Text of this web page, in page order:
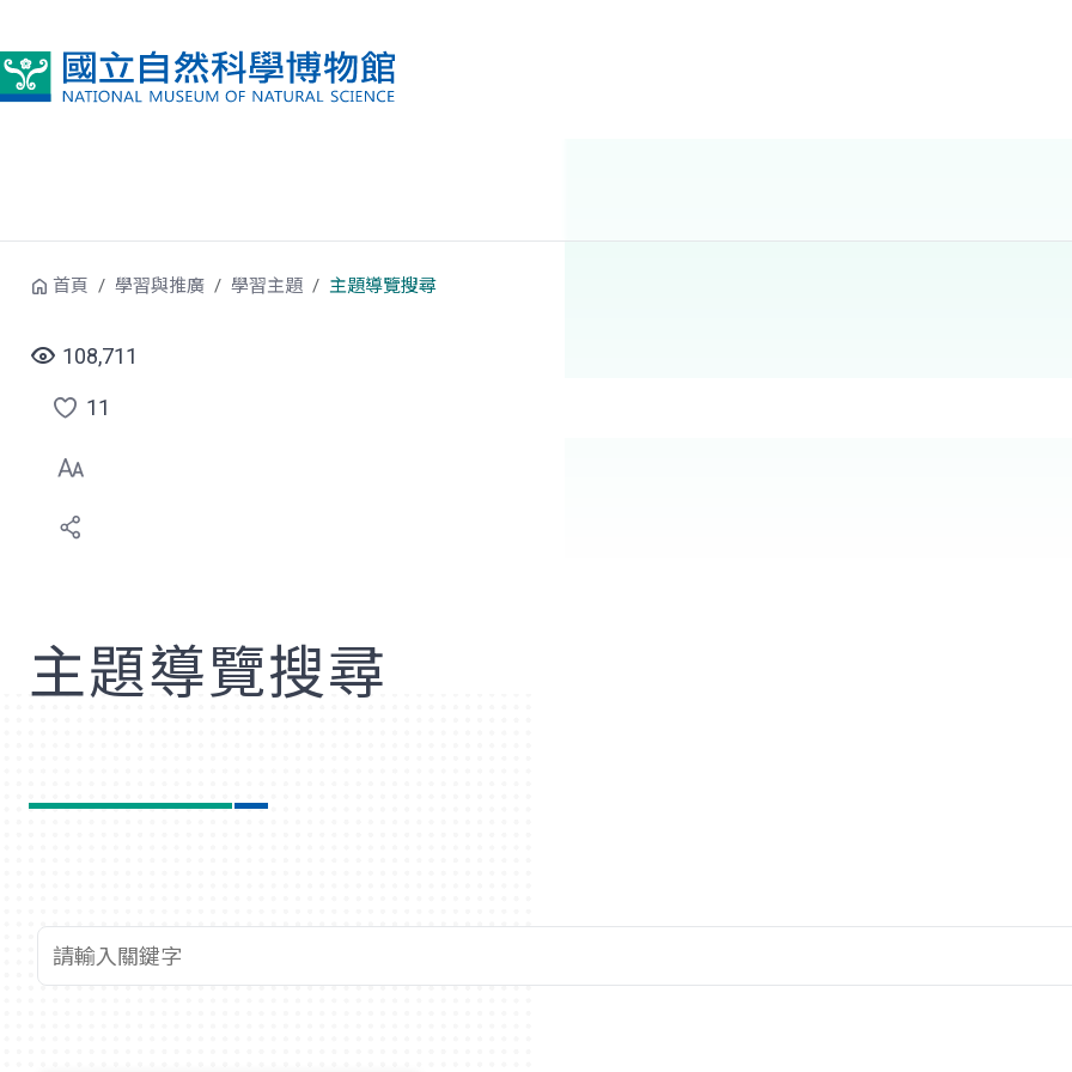
首頁 學習與推廣 學習主題 主題導覽搜尋
108,711
點
選
喜
11
主題導覽搜尋
查詢關鍵字